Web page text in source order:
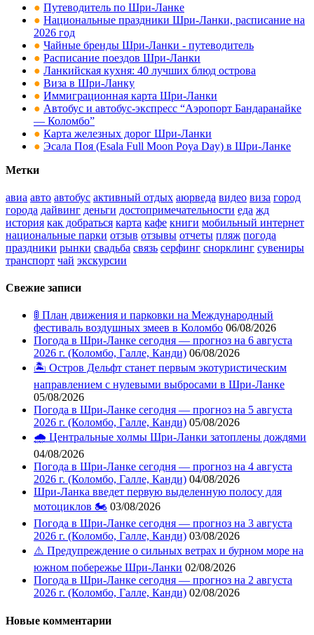
● Путеводитель по Шри-Ланке
● Национальные праздники Шри-Ланки, расписание на
2026 год
● Чайные бренды Шри-Ланки - путеводитель
● Расписание поездов Шри-Ланки
● Ланкийская кухня: 40 лучших блюд острова
● Виза в Шри-Ланку
● Иммиграционная карта Шри-Ланки
● Автобус и автобус-экспресс “Аэропорт Бандаранайке
— Коломбо”
● Карта железных дорог Шри-Ланки
● Эсала Поя (Esala Full Moon Poya Day) в Шри-Ланке
Метки
авиа авто автобус активный отдых аюрведа видео виза город
города дайвинг деньги достопримечательности еда жд
история как добраться карта кафе книги мобильный интернет
национальные парки отзыв отзывы отчеты пляж погода
праздники рынки свадьба связь серфинг снорклинг сувениры
транспорт чай экскурсии
Свежие записи
🚦 План движения и парковки на Международный
фестиваль воздушных змеев в Коломбо 06/08/2026
Погода в Шри-Ланке сегодня — прогноз на 6 августа
2026 г. (Коломбо, Галле, Канди) 06/08/2026
🏝️ Остров Дельфт станет первым экотуристическим
направлением с нулевыми выбросами в Шри-Ланке
05/08/2026
Погода в Шри-Ланке сегодня — прогноз на 5 августа
2026 г. (Коломбо, Галле, Канди) 05/08/2026
🌧️ Центральные холмы Шри-Ланки затоплены дождями
04/08/2026
Погода в Шри-Ланке сегодня — прогноз на 4 августа
2026 г. (Коломбо, Галле, Канди) 04/08/2026
Шри-Ланка введет первую выделенную полосу для
мотоциклов 🏍️ 03/08/2026
Погода в Шри-Ланке сегодня — прогноз на 3 августа
2026 г. (Коломбо, Галле, Канди) 03/08/2026
⚠️ Предупреждение о сильных ветрах и бурном море на
южном побережье Шри-Ланки 02/08/2026
Погода в Шри-Ланке сегодня — прогноз на 2 августа
2026 г. (Коломбо, Галле, Канди) 02/08/2026
Новые комментарии